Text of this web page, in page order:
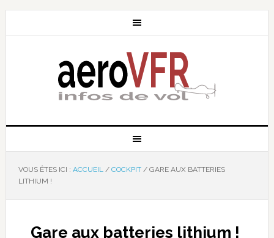
VOUS ÊTES ICI : ACCUEIL / COCKPIT /GARE AUX BATTERIES
LITHIUM !
Gare aux batteries lithium !